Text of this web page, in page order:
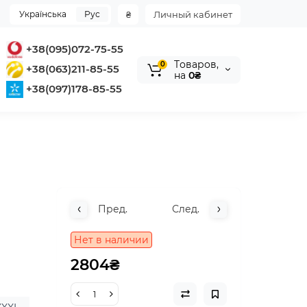
Личный кабинет
₴
Українська Рус
+38(095)072-75-55
+38(063)211-85-55
+38(097)178-85-55
0
Tоваров,
на 0₴
Пред. След.
Нет в наличии
2804₴